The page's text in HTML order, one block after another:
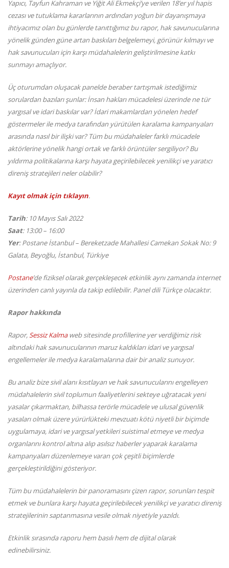
Yapıcı, Tayfun Kahraman ve Yiğit Ali Ekmekçi’ye verilen 18’er yıl hapis
cezası ve tutuklama kararlarının ardından yoğun bir dayanışmaya
ihtiyacımız olan bu günlerde tanıttığımız bu rapor, hak savunucularına
yönelik günden güne artan baskıları belgelemeyi, görünür kılmayı ve
hak savunucuları için karşı müdahalelerin geliştirilmesine katkı
sunmayı amaçlıyor.
Üç oturumdan oluşacak panelde beraber tartışmak istediğimiz
sorulardan bazıları şunlar: İnsan hakları mücadelesi üzerinde ne tür
yargısal ve idari baskılar var? İdari makamlardan yönelen hedef
göstermeler ile medya tarafından yürütülen karalama kampanyaları
arasında nasıl bir ilişki var? Tüm bu müdahaleler farklı mücadele
aktörlerine yönelik hangi ortak ve farklı örüntüler sergiliyor? Bu
yıldırma politikalarına karşı hayata geçirilebilecek yenilikçi ve yaratıcı
direniş stratejileri neler olabilir?
Kayıt olmak için tıklayın.
Tarih: 10 Mayıs Salı 2022
Saat: 13:00 – 16:00
Yer: Postane İstanbul – Bereketzade Mahallesi Camekan Sokak No: 9
Galata, Beyoğlu, İstanbul, Türkiye
Postane’de fiziksel olarak gerçekleşecek etkinlik aynı zamanda internet
üzerinden canlı yayınla da takip edilebilir. Panel dili Türkçe olacaktır.
Rapor hakkında
Rapor,Sessiz Kalmaweb sitesinde profillerine yer verdiğimiz risk
altındaki hak savunucularının maruz kaldıkları idari ve yargısal
engellemeler ile medya karalamalarına dair bir analiz sunuyor.
Bu analiz bize sivil alanı kısıtlayan ve hak savunucularını engelleyen
müdahalelerin sivil toplumun faaliyetlerini sekteye uğratacak yeni
yasalar çıkarmaktan, bilhassa terörle mücadele ve ulusal güvenlik
yasaları olmak üzere yürürlükteki mevzuatı kötü niyetli bir biçimde
uygulamaya, idari ve yargısal yetkileri suistimal etmeye ve medya
organlarını kontrol altına alıp asılsız haberler yaparak karalama
kampanyaları düzenlemeye varan çok çeşitli biçimlerde
gerçekleştirildiğini gösteriyor.
Tüm bu müdahalelerin bir panoramasını çizen rapor, sorunları tespit
etmek ve bunlara karşı hayata geçirilebilecek yenilikçi ve yaratıcı direniş
stratejilerinin saptanmasına vesile olmak niyetiyle yazıldı.
Etkinlik sırasında raporu hem basılı hem de dijital olarak
edinebilirsiniz.